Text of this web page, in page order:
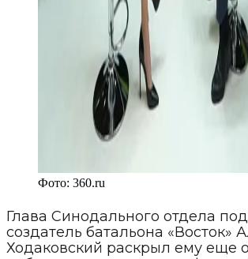
Фото: 360.ru
Глава Синодального отдела
создатель батальона «Восток»
Ходаковский раскрыл ему еще